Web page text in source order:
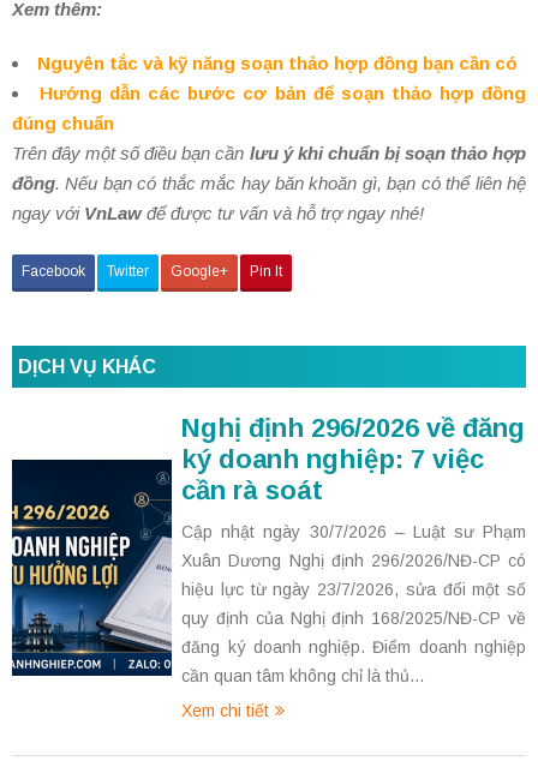
Xem thêm:
Nguyên tắc và kỹ năng soạn thảo hợp đồng bạn cần có
Hướng dẫn các bước cơ bản để soạn thảo hợp đồng
đúng chuẩn
Trên đây một số điều bạn cần lưu ý khi chuẩn bị soạn thảo hợp
đồng. Nếu bạn có thắc mắc hay băn khoăn gì, bạn có thể liên hệ
ngay với VnLawđể được tư vấn và hỗ trợ ngay nhé!
Facebook Twitter Google+ Pin It
DỊCH VỤ KHÁC
Nghị định 296/2026 về đăng
ký doanh nghiệp: 7 việc
cần rà soát
Cập nhật ngày 30/7/2026 – Luật sư Phạm
Xuân Dương Nghị định 296/2026/NĐ-CP có
hiệu lực từ ngày 23/7/2026, sửa đổi một số
quy định của Nghị định 168/2025/NĐ-CP về
đăng ký doanh nghiệp. Điểm doanh nghiệp
cần quan tâm không chỉ là thủ...
Xem chi tiết